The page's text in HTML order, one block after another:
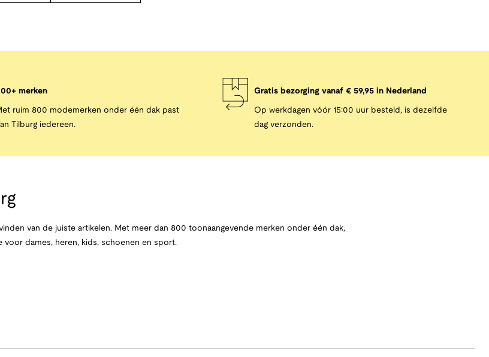
merken
ruim 800 modemerken onder één dak past
Tilburg iedereen.
Gratis bezorging vanaf € 59,95 in Nederland
Op werkdagen vóór 15:00 uur besteld, is dezelfde
dag verzonden.
van de juiste artikelen. Met meer dan 800 toonaangevende merken onder één dak,
voor dames, heren, kids, schoenen en sport.